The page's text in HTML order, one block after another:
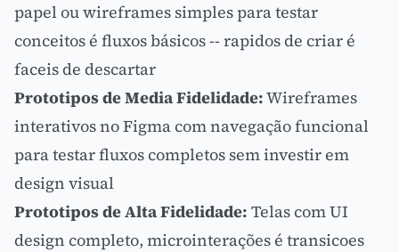
papel ouwireframes simples para testar
conceitos é fluxos básicos -- rapidos de criar é
faceis de descartar
Prototipos de Media Fidelidade:Wireframes
interativos no Figma com navegação funcional
para testar fluxos completos sem investir em
design visual
Prototipos de Alta Fidelidade: Telas comUI
design completo, microinterações é transicoes